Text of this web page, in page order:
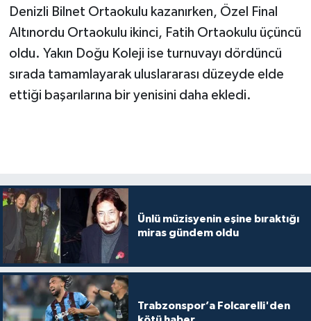
Denizli Bilnet Ortaokulu kazanırken, Özel Final
Altınordu Ortaokulu ikinci, Fatih Ortaokulu üçüncü
oldu. Yakın Doğu Koleji ise turnuvayı dördüncü
sırada tamamlayarak uluslararası düzeyde elde
ettiği başarılarına bir yenisini daha ekledi.
Ünlü müzisyenin eşine bıraktığı
miras gündem oldu
Trabzonspor’a Folcarelli'den